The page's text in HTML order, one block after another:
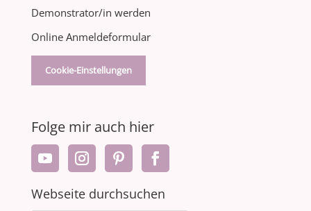
Demonstrator/in werden
Online Anmeldeformular
Cookie-Einstellungen
Folge mir auch hier
Webseite durchsuchen